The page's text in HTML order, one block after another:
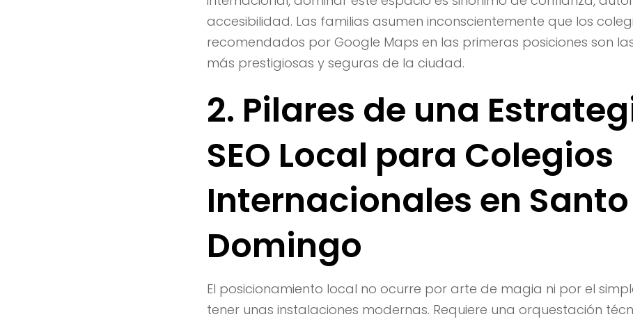
accesibilidad. Las familias asumen inconscientemente que los
recomendados por Google Maps en las primeras posiciones son
más prestigiosas y seguras de la ciudad.
2. Pilares de una
SEO Local para Colegios
Internacionales en Santo
Domingo
El posicionamiento local no ocurre por arte de magia ni por el
tener unas instalaciones modernas. Requiere una orquestación